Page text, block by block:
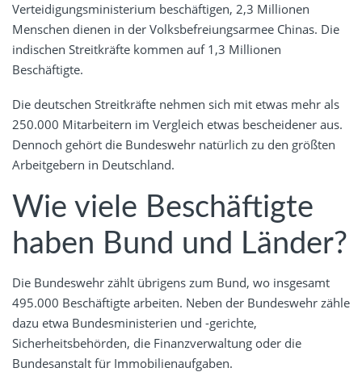
Verteidigungsministerium beschäftigen, 2,3 Millionen
Menschen dienen in der Volksbefreiungsarmee Chinas. Die
indischen Streitkräfte kommen auf 1,3 Millionen
Beschäftigte.
Die deutschen Streitkräfte nehmen sich mit etwas mehr als
250.000 Mitarbeitern im Vergleich etwas bescheidener aus.
Dennoch gehört die Bundeswehr natürlich zu den größten
Arbeitgebern in Deutschland.
Wie viele Beschäftigte
haben Bund und Länder?
Die Bundeswehr zählt übrigens zum Bund, wo insgesamt
495.000 Beschäftigte arbeiten. Neben der Bundeswehr zähle
dazu etwa Bundesministerien und -gerichte,
Sicherheitsbehörden, die Finanzverwaltung oder die
Bundesanstalt für Immobilienaufgaben.